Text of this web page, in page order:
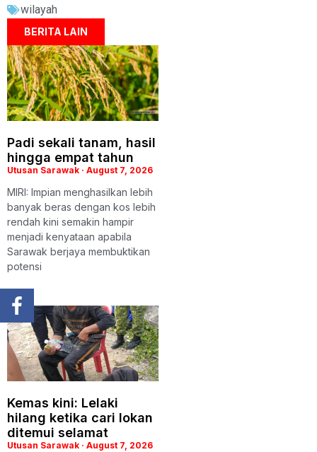
wilayah
BERITA LAIN
Padi sekali tanam, hasil
hingga empat tahun
Utusan Sarawak August 7, 2026
MIRI: Impian menghasilkan lebih
banyak beras dengan kos lebih
rendah kini semakin hampir
menjadi kenyataan apabila
Sarawak berjaya membuktikan
potensi
Kemas kini: Lelaki
hilang ketika cari lokan
ditemui selamat
Utusan Sarawak August 7, 2026